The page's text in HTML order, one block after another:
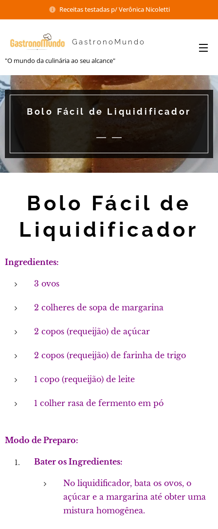
Receitas testadas p/ Verônica Nicoletti
GastronoMundo
"O mundo da culinária ao seu alcance"
Bolo Fácil de Liquidificador
Bolo Fácil de
Liquidificador
Ingredientes:
3 ovos
2 colheres de sopa de margarina
2 copos (requeijão) de açúcar
2 copos (requeijão) de farinha de trigo
1 copo (requeijão) de leite
1 colher rasa de fermento em pó
Modo de Preparo:
Bater os Ingredientes:
No liquidificador, bata os ovos, o
açúcar e a margarina até obter uma
mistura homogênea.